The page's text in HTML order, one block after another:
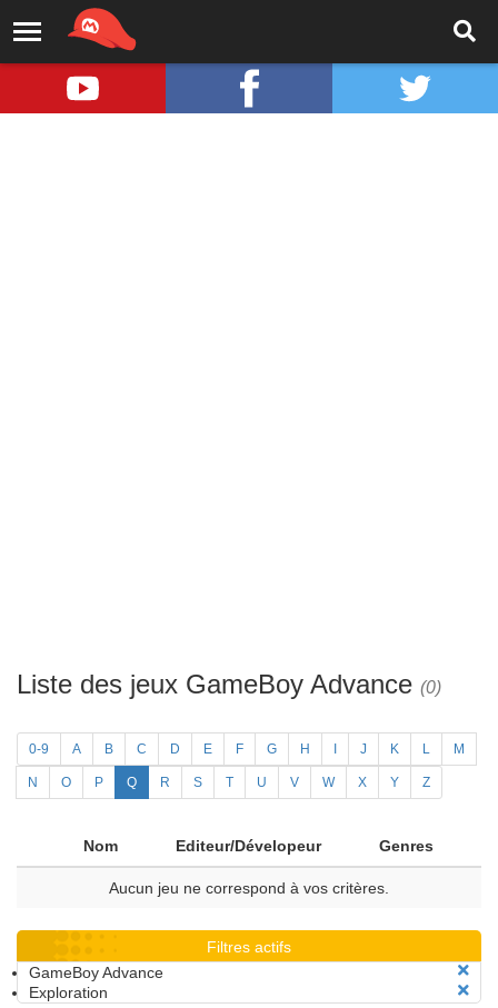
Liste des jeux GameBoy Advance (0)
0-9 A B C D E F G H J K L M
N O P Q R S T U V W X Y Z
Nom Editeur/Dévelopeur Genres
Aucun jeu ne correspond à vos critères.
Filtres actifs
GameBoy Advance
Exploration